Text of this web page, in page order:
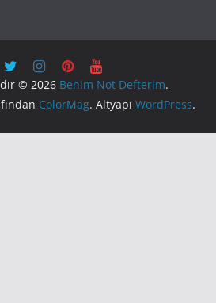
© 2026 Benim Not Defterim.
ColorMag. Altyapı WordPress.